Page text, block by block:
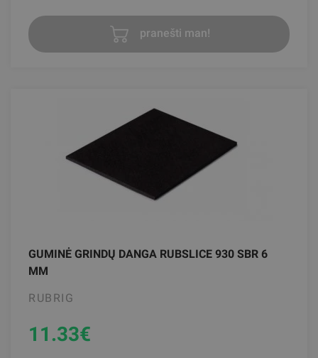
pranešti man!
GUMINĖ GRINDŲ DANGA RUBSLICE 930 SBR 6
MM
RUBRIG
11.33€